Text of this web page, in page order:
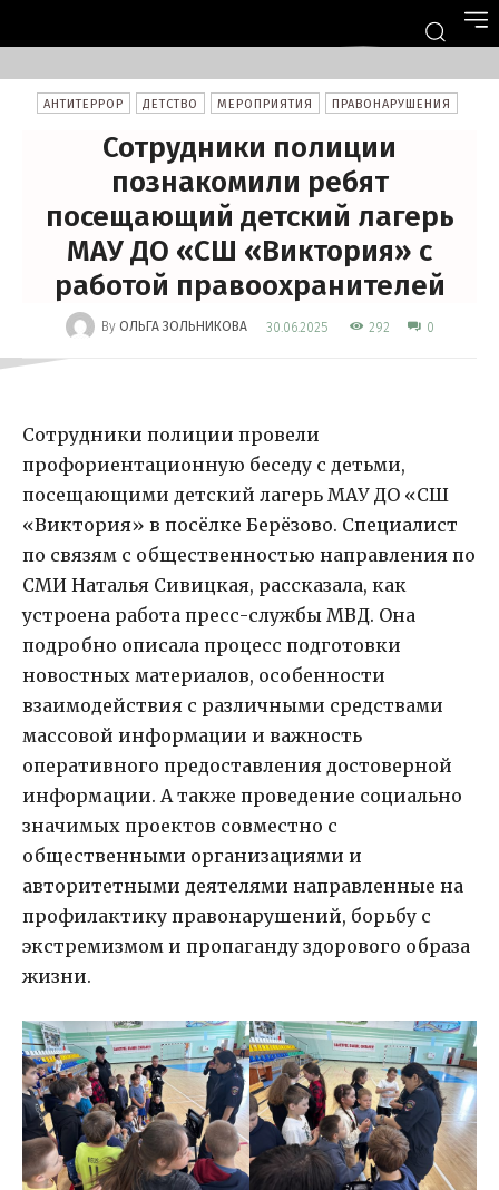
АНТИТЕРРОР ДЕТСТВО МЕРОПРИЯТИЯ ПРАВОНАРУШЕНИЯ
Сотрудники полиции
познакомили ребят
посещающий детский лагерь
МАУ ДО «СШ «Виктория» с
работой правоохранителей
By ОЛЬГА ЗОЛЬНИКОВА 30.06.2025 292 0
Сотрудники полиции провели
профориентационную беседу с детьми,
посещающими детский лагерь МАУ ДО «СШ
«Виктория» в посёлке Берёзово. Специалист
по связям с общественностью направления по
СМИ Наталья Сивицкая, рассказала, как
устроена работа пресс-службы МВД. Она
подробно описала процесс подготовки
новостных материалов, особенности
взаимодействия с различными средствами
массовой информации и важность
оперативного предоставления достоверной
информации. А также проведение социально
значимых проектов совместно с
общественными организациями и
авторитетными деятелями направленные на
профилактику правонарушений, борьбу с
экстремизмом и пропаганду здорового образа
жизни.